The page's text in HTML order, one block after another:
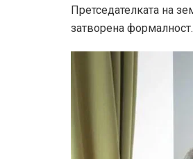
Претседателката на
затворена